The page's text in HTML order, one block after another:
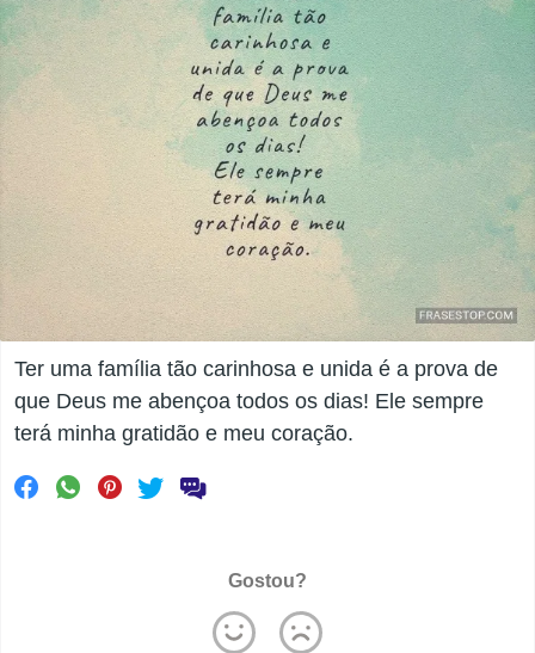
Ter uma família tão carinhosa e unida é a prova de
que Deus me abençoa todos os dias! Ele sempre
terá minha gratidão e meu coração.
Gostou?